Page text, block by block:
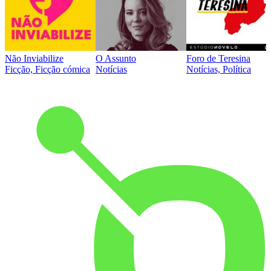
Não Inviabilize
Ficção, Ficção cómica
O Assunto
Notícias
Foro de Teresina
Notícias, Política